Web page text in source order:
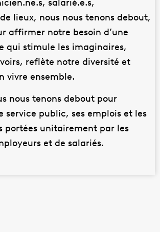
lieux, nous nous tenons debout,
affirmer notre besoin d’une
qui stimule les imaginaires,
reflète notre diversité et
vivre ensemble.
nous tenons debout pour
service public, ses emplois et les
portées unitairement par les
et de salariés.